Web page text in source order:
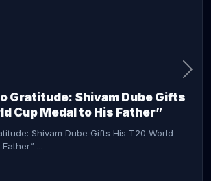
Gratitude: Shivam Dube Gifts
Cup Medal to His Father”
Shivam Dube Gifts His T20 World
...